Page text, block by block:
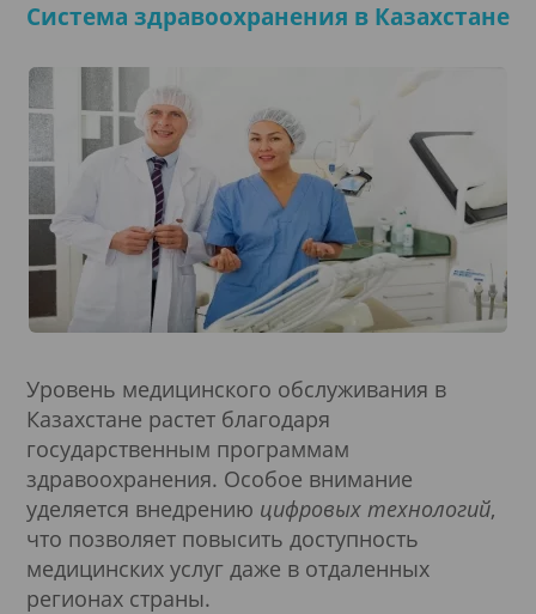
Система здравоохранения в Казахстане
Уровень медицинского обслуживания в
Казахстане растет благодаря
государственным программам
здравоохранения. Особое внимание
уделяется внедрению цифровых технологий,
что позволяет повысить доступность
медицинских услуг даже в отдаленных
регионах страны.